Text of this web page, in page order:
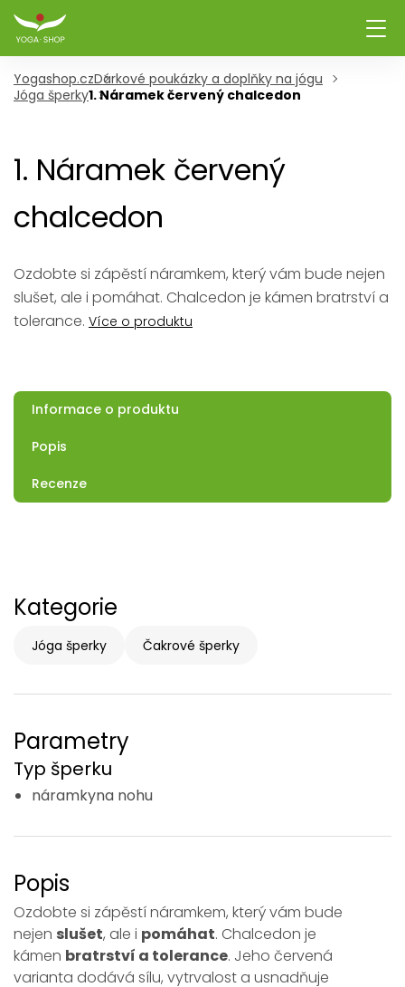
Yogashop.czDárkové poukázky a doplňky na jógu
Jóga šperky1. Náramek červený chalcedon
1. Náramek červený
chalcedon
Ozdobte si zápěstí náramkem, který vám bude nejen
slušet, ale i pomáhat. Chalcedon je kámen bratrství a
tolerance. Více o produktu
Informace o produktu
Popis
Recenze
Kategorie
Jóga šperky Čakrové šperky
Parametry
Typ šperku
náramkyna nohu
Popis
Ozdobte si zápěstí náramkem, který vám bude
nejen slušet, ale i pomáhat. Chalcedon je
kámen bratrství a tolerance. Jeho červená
varianta dodává sílu, vytrvalost a usnadňuje